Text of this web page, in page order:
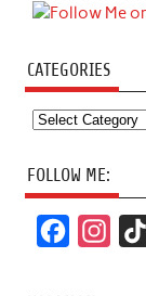
CATEGORIES
Categories
FOLLOW ME: